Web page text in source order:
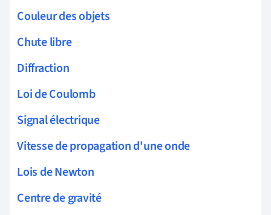
Couleur des objets
Chute libre
Diffraction
Loi de Coulomb
Signal électrique
Vitesse de propagation d'une onde
Lois de Newton
Centre de gravité